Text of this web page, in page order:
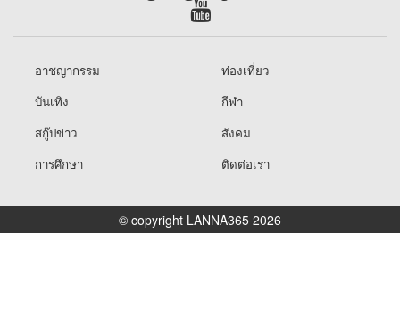
อาชญากรรม
ท่องเที่ยว
บันเทิง
กีฬา
สกู๊ปข่าว
สังคม
การศึกษา
ติดต่อเรา
© copyright LANNA365 2026